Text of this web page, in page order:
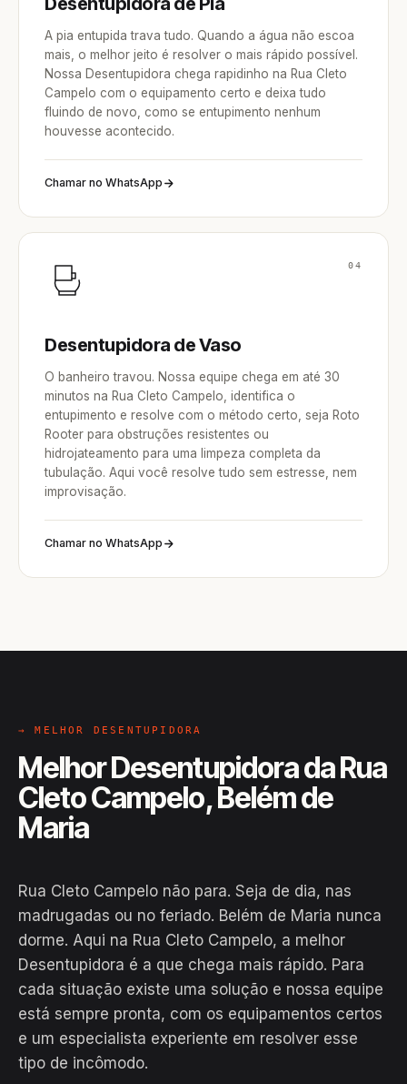
A pia entupida trava tudo. Quando a água não escoa
mais, o melhor jeito é resolver o mais rápido possível.
Nossa Desentupidora chega rapidinho na Rua Cleto
Campelo com o equipamento certo e deixa tudo
fluindo de novo, como se entupimento nenhum
houvesse acontecido.
Chamar no WhatsApp
04
Desentupidora de Vaso
O banheiro travou. Nossa equipe chega em até 30
minutos na Rua Cleto Campelo, identifica o
entupimento e resolve com o método certo, seja Roto
Rooter para obstruções resistentes ou
hidrojateamento para uma limpeza completa da
tubulação. Aqui você resolve tudo sem estresse, nem
improvisação.
Chamar no WhatsApp
→ MELHOR DESENTUPIDORA
Melhor Desentupidora da Rua
Cleto Campelo, Belém de
Maria
Rua Cleto Campelo não para. Seja de dia, nas
madrugadas ou no feriado. Belém de Maria nunca
dorme. Aqui na Rua Cleto Campelo, a melhor
Desentupidora é a que chega mais rápido. Para
cada situação existe uma solução e nossa equipe
está sempre pronta, com os equipamentos certos
e um especialista experiente em resolver esse
tipo de incômodo.
Hiroshiro · Rua Cleto Campelo,